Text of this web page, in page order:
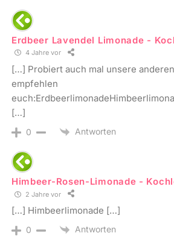
Erdbeer Lavendel Limonade -
4 Jahre vor
[…] Probiert auch mal unsere
empfehlen
[…]
0 Antworten
Himbeer-Rosen-Limonade -
2 Jahre vor
[…] Himbeerlimonade […]
0 Antworten